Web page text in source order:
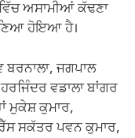
ਅਸਾਮੀਆਂ ਕੱਢਣਾ
ਹੋਇਆ ਹੈ।
ਬਰਨਾਲਾ, ਜਗਪਾਲ
ਵਡਾਲਾ ਬਾਂਗਰ
ਮੁਕੇਸ਼ ਕੁਮਾਰ,
ਸਕੱਤਰ ਪਵਨ ਕੁਮਾਰ,